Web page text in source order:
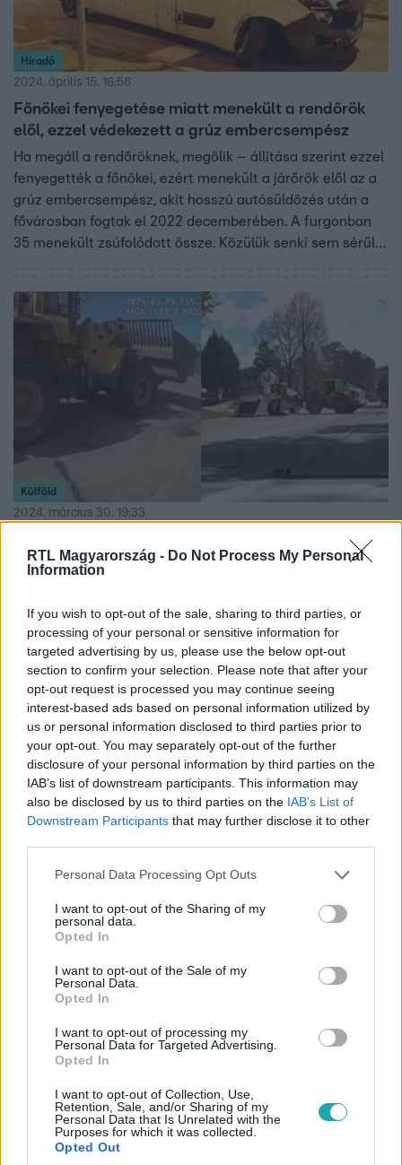
RTL Magyarország - Do Not Process My Personal
Information
If you wish to opt-out of the sale, sharing to third parties, or
processing of your personal or sensitive information for
targeted advertising by us, please use the below opt-out
section to confirm your selection. Please note that after your
opt-out request is processed you may continue seeing
interest-based ads based on personal information utilized by
us or personal information disclosed to third parties prior to
your opt-out. You may separately opt-out of the further
disclosure of your personal information by third parties on the
IAB’s list of downstream participants. This information may
also be disclosed by us to third parties on the IAB’s List of
Downstream Participants that may further disclose it to other
Please note that this website/app uses one or more Google
not limited to your visit or usage behaviour. You may click to
grant or deny consent to Google and its third-party tags to
use your data for below specified purposes in below Google
consent section.
Personal Data Processing Opt Outs
I want to opt-out of the Sharing of my
personal data.
Opted In
I want to opt-out of the Sale of my
Personal Data.
Opted In
I want to opt-out of processing my
Personal Data for Targeted Advertising.
Opted In
I want to opt-out of Collection, Use,
Retention, Sale, and/or Sharing of my
Personal Data that Is Unrelated with the
Purposes for which it was collected.
Opted Out
Híradó
2024. április 15. 16:56
Főnökei fenyegetése miatt menekült a rendőrök
elől, ezzel védekezett a grúz embercsempész
Ha megáll a rendőröknek, megölik – állítása szerint ezzel
fenyegették a főnökei, ezért menekült a járőrök elől az a
grúz embercsempész, akit hosszú autósüldözés után a
fővárosban fogtak el 2022 decemberében. A furgonban
35 menekült zsúfolódott össze. Közülük senki sem sérült
kiutasítaná az országból a sofőrt.
Külföld
2024. március 30. 19:33
dolgozója, és egy nagyon lassú autós üldözés
Végül egy másik rakodóval állították meg a lopott
járművet, amelyet a mérges volt dolgozó vezetett.
0:33
2024. március 25. 11:42
Videón a budapesti autós üldözés utolsó pillanatai
Autós üldözés volt vasárnap éjjel Budapesten. Az esetről
egy olvasónk küldött felvételeket. A rendőrség
tájékoztatása szerint a hajsza a 8. kerületben kezdődött
és a 11. kerületben ért véget. A felvételen már azt látni,
hogy a feltételezett elkövetőt elfogták a rendőrök.